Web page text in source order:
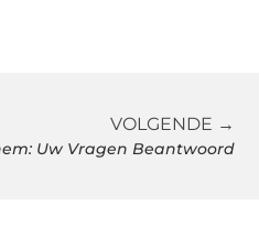
VOLGENDE →
Uw Vragen Beantwoord